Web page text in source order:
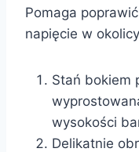
Pomaga
napięcie w
Stań bokiem
wysokości
Delikatnie